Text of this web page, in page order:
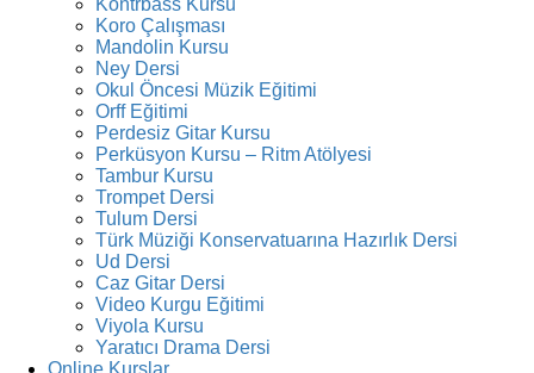
Koro Çalışması
Mandolin Kursu
Ney Dersi
Okul Öncesi Müzik Eğitimi
Orff Eğitimi
Perdesiz Gitar Kursu
Perküsyon Kursu – Ritm Atölyesi
Tambur Kursu
Trompet Dersi
Tulum Dersi
Türk Müziği Konservatuarına Hazırlık Dersi
Ud Dersi
Caz Gitar Dersi
Video Kurgu Eğitimi
Viyola Kursu
Yaratıcı Drama Dersi
Online Kurslar